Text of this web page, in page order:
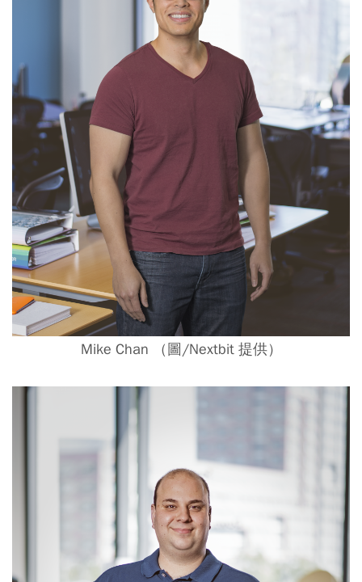
Mike Chan （圖/Nextbit 提供）